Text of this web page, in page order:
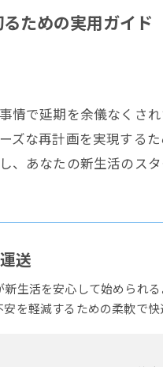
ための実用ガイド
情で延期を余儀なくさ
ズな再計画を実現する
あなたの新生活のスタ
送
新生活を安心して始められ
を軽減するための柔軟で